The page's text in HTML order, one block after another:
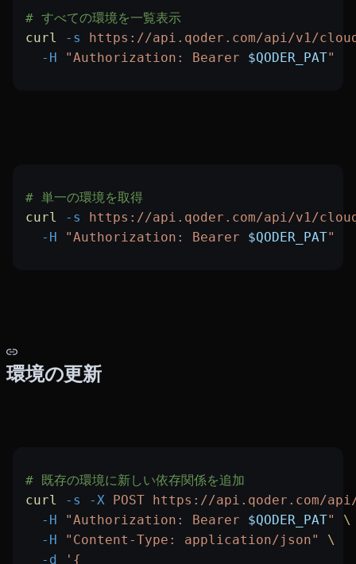
# すべての環境を一覧表示
curl
-s
https://api.qoder.com/api/v1/
  -H
"Authorization: Bearer $QODER_PAT"
# 単一の環境を取得
curl
-s
https://api.qoder.com/api/v1/
  -H
"Authorization: Bearer $QODER_PAT"
環境の更新
# 既存の環境に新しい依存関係を追加
curl
-s -X POST https://api.qoder.com/api/
  -H
"Authorization: Bearer $QODER_PAT"
\
  -H
"Content-Type: application/json"
\
  -d
'{